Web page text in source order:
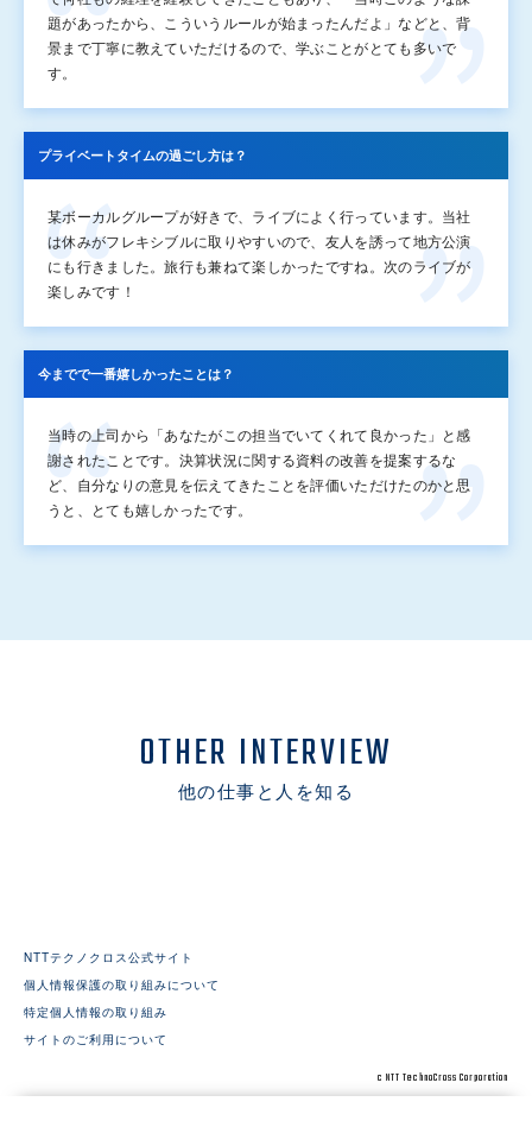
題があったから、こういうルールが始まったんだよ」などと、背
景まで丁寧に教えていただけるので、学ぶことがとても多いで
す。
プライベートタイムの過ごし方は？
某ボーカルグループが好きで、ライブによく行っています。当社
は休みがフレキシブルに取りやすいので、友人を誘って地方公演
にも行きました。旅行も兼ねて楽しかったですね。次のライブが
楽しみです！
今までで一番嬉しかったことは？
当時の上司から「あなたがこの担当でいてくれて良かった」と感
謝されたことです。決算状況に関する資料の改善を提案するな
ど、自分なりの意見を伝えてきたことを評価いただけたのかと思
うと、とても嬉しかったです。
OTHER INTERVIEW
他の仕事と人を知る
NTTテクノクロス公式サイト
個人情報保護の取り組みについて
特定個人情報の取り組み
サイトのご利用について
c NTT TechnoCross Corporation